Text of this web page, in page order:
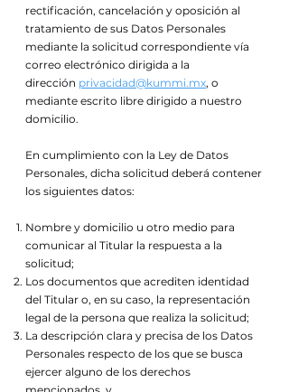
rectificación, cancelación y oposición al
tratamiento de sus Datos Personales
mediante la solicitud correspondiente vía
correo electrónico dirigida a la
dirección privacidad@kummi.mx, o
mediante escrito libre dirigido a nuestro
domicilio.
En cumplimiento con la Ley de Datos
Personales, dicha solicitud deberá contener
los siguientes datos:
Nombre y domicilio u otro medio para
comunicar al Titular la respuesta a la
solicitud;
Los documentos que acrediten identidad
del Titular o, en su caso, la representación
legal de la persona que realiza la solicitud;
La descripción clara y precisa de los Datos
Personales respecto de los que se busca
ejercer alguno de los derechos